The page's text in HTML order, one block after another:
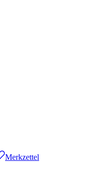
Merkzettel